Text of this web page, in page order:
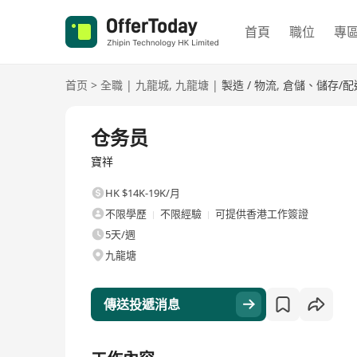
首頁 職位 專
首页 > 全職 | 九龍城, 九龍塘 | 製造 / 物流, 倉儲、儲存/配
仓务员
寶祥
HK $14K-19K/月
不限學歷
不限經驗
可提供香港工作簽證
5天/週
九龍塘
傳送投遞消息